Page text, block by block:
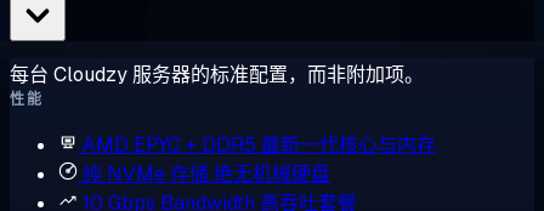
每台 Cloudzy 服务器的标准配置，而非附加项。
性能
AMD EPYC + DDR5 最新一代核心与内存
纯 NVMe 存储绝无机械硬盘
10 Gbps Bandwidth 高吞吐套餐